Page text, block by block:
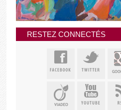
RESTEZ CONNECTÉS